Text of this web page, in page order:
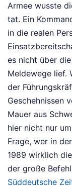
Armee wusste
tat. Ein
in die realen
es nicht über
Meldewege lief.
der
Geschehnissen
Mauer aus
hier nicht nur
Frage, wer in
1989 wirklich
der große
Süddeutsche